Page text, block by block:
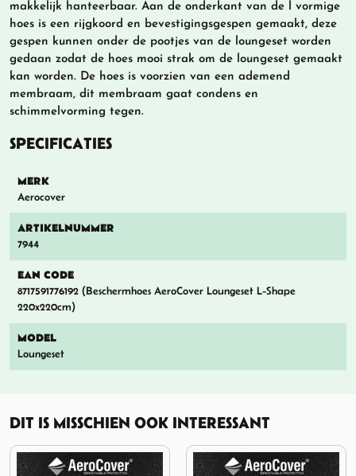
makkelijk hanteerbaar. Aan de onderkant van de l vormige
hoes is een rijgkoord en bevestigingsgespen gemaakt, deze
gespen kunnen onder de pootjes van de loungeset worden
gedaan zodat de hoes mooi strak om de loungeset gemaakt
kan worden. De hoes is voorzien van een ademend
membraam, dit membraam gaat condens en
schimmelvorming tegen.
SPECIFICATIES
MERK
Aerocover
ARTIKELNUMMER
7944
EAN CODE
8717591776192 (Beschermhoes AeroCover Loungeset L-Shape
220x220cm)
MODEL
Loungeset
DIT IS MISSCHIEN OOK INTERESSANT